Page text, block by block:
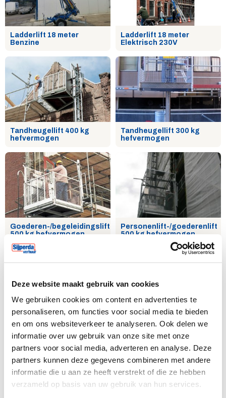
Deze website maakt gebruik van cookies
We gebruiken cookies om content en advertenties te
personaliseren, om functies voor social media te bieden
en om ons websiteverkeer te analyseren. Ook delen we
informatie over uw gebruik van onze site met onze
partners voor social media, adverteren en analyse. Deze
partners kunnen deze gegevens combineren met andere
informatie die u aan ze heeft verstrekt of die ze hebben
verzameld op basis van uw gebruik van hun services.
Ladderlift 18 meter
Benzine
Ladderlift 18 meter
Elektrisch 230V
Tandheugellift 400 kg
hefvermogen
Tandheugellift 300 kg
hefvermogen
Goederen-/begeleidingslift
500 kg hefvermogen
Personenlift-/goederenlift
500 kg hefvermogen
Kantellift 7,5 meter Kantellift 5,5 meter